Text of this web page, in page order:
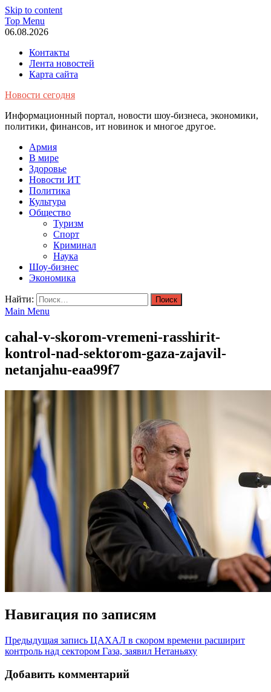
Skip to content
Top Menu
06.08.2026
Контакты
Лента новостей
Карта сайта
Новости сегодня
Информационный портал, новости шоу-бизнеса, экономики,
политики, финансов, ит новинок и многое другое.
Армия
В мире
Здоровье
Новости ИТ
Политика
Культура
Общество
Туризм
Спорт
Криминал
Наука
Шоу-бизнес
Экономика
Найти:
Main Menu
cahal-v-skorom-vremeni-rasshirit-
kontrol-nad-sektorom-gaza-zajavil-
netanjahu-eaa99f7
Навигация по записям
Предыдущая запись ЦАХАЛ в скором времени расширит
контроль над сектором Газа, заявил Нетаньяху
Добавить комментарий